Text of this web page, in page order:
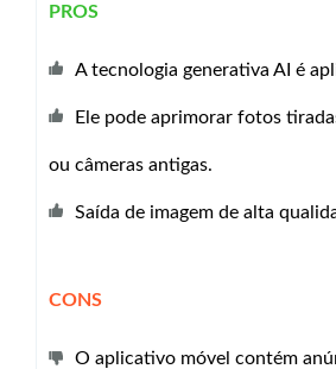
PROS
A tecnologia generativa AI é
Ele pode aprimorar fotos
ou câmeras antigas.
Saída de imagem de alta
CONS
O aplicativo móvel contém